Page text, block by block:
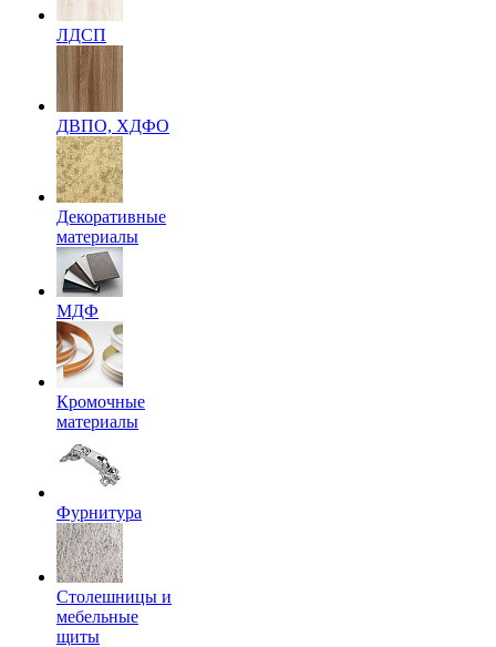
ЛДСП
ДВПО, ХДФО
Декоративные
материалы
МДФ
Кромочные
материалы
Фурнитура
Столешницы и
мебельные
щиты